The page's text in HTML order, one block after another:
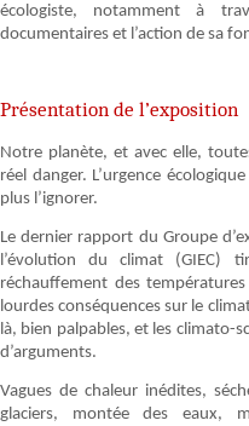
écologiste, notamment à
documentaires et l’action de sa
Présentation de l’exposition
Notre planète, et avec elle,
réel danger. L’urgence
plus l’ignorer.
Le dernier rapport du Groupe
l’évolution du climat (GIEC)
réchauffement des
lourdes conséquences sur le
là, bien palpables, et les climato-
d’arguments.
Vagues de chaleur inédites,
glaciers, montée des eaux,